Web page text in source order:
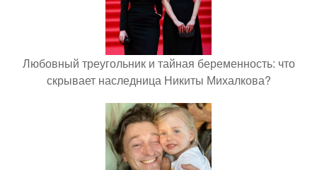
Любовный треугольник и тайная беременность: что
скрывает наследница Никиты Михалкова?